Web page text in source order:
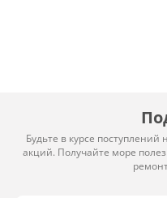
Будьте в курсе поступлений
акций. Получайте море